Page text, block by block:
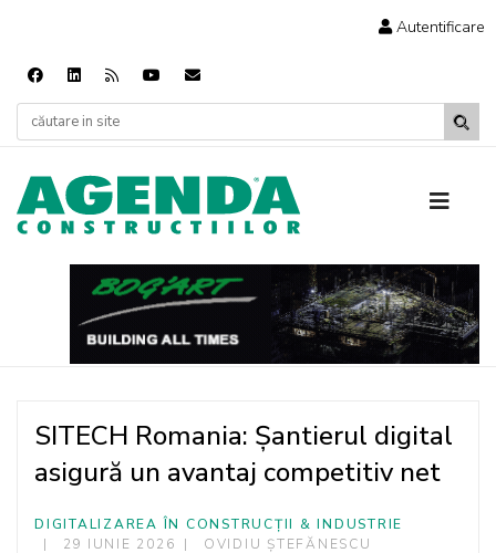
Autentificare
SITECH Romania: Șantierul digital
asigură un avantaj competitiv net
DIGITALIZAREA ÎN CONSTRUCȚII & INDUSTRIE
29 IUNIE 2026
OVIDIU ȘTEFĂNESCU